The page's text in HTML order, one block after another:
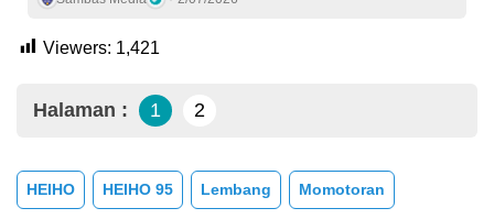
Viewers: 1,421
Halaman : 1 2
HEIHO HEIHO 95 Lembang Momotoran